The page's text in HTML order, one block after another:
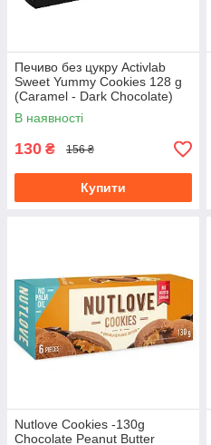
Печиво без цукру Activlab
Sweet Yummy Cookies 128 g
(Caramel - Dark Chocolate)
В наявності
130 ₴ 156 ₴
Купити
Nutlove Cookies -130g
Chocolate Peanut Butter